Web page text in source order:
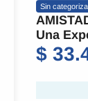
Sin
Una
$